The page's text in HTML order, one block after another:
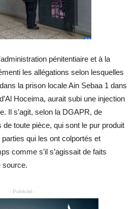
pénitentiaire et à la
les allégations selon lesquelles
la prison locale Ain Sebaa 1 dans
Hoceima, aurait subi une injection
Il s’agit, selon la DGAPR, de
toute pièce, qui sont le pur produit
parties qui les ont colportés et
comme s’il s’agissait de faits
source.
- Publicité -